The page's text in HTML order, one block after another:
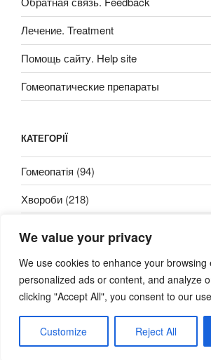
We value your privacy
We use cookies to enhance your
personalized ads or content, and analyze
clicking "Accept All", you consent to our
Customize Reject All
Лечение. Treatment
Помощь сайту. Help site
Гомеопатические препараты
КАТЕГОРІЇ
Гомеопатія (94)
Хвороби (218)
Сайт працює на WordPress